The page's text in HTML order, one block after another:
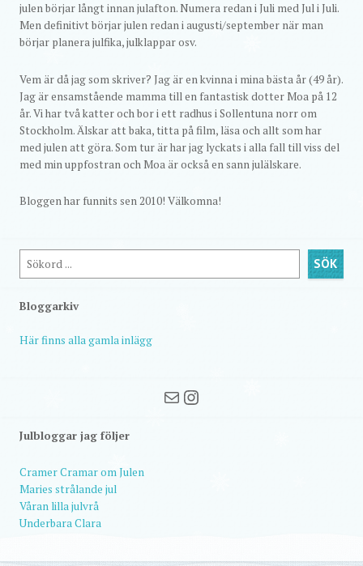
julen börjar långt innan julafton. Numera redan i Juli med Jul i Juli.
Men definitivt börjar julen redan i augusti/september när man
börjar planera julfika, julklappar osv.
Vem är då jag som skriver? Jag är en kvinna i mina bästa år (49 år).
Jag är ensamstående mamma till en fantastisk dotter Moa på 12
år. Vi har två katter och bor i ett radhus i Sollentuna norr om
Stockholm. Älskar att baka, titta på film, läsa och allt som har
med julen att göra. Som tur är har jag lyckats i alla fall till viss del
med min uppfostran och Moa är också en sann julälskare.
Bloggen har funnits sen 2010! Välkomna!
SÖK
Bloggarkiv
Här finns alla gamla inlägg
MailInstagram
Julbloggar jag följer
Cramer Cramar om Julen
Maries strålande jul
Våran lilla julvrå
Underbara Clara